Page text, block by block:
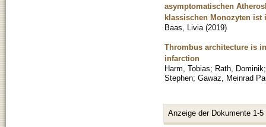
asymptomatischen
klassischen Monozyten ist
Baas, Livia (2019)
Thrombus architecture is
infarction
Harm, Tobias; Rath, Dominik
Stephen; Gawaz, Meinrad
Anzeige der Dokumente 1-5